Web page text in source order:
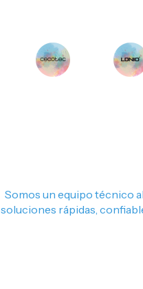
Somos un equipo técnico
soluciones rápidas,